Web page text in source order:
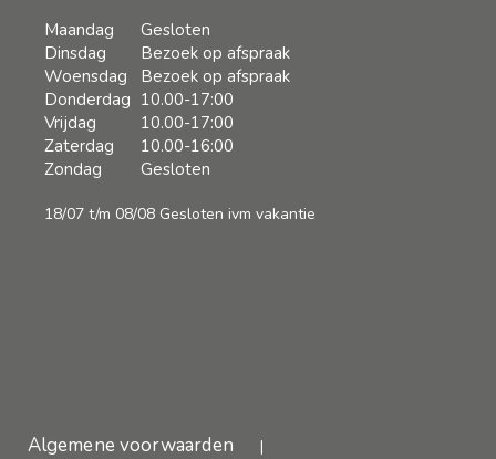
Algemene voorwaarden
Maandag
Gesloten
Dinsdag
Bezoek op afspraak
Woensdag
Bezoek op afspraak
Donderdag 10.00-17:00
Vrijdag
10.00-17:00
Zaterdag
10.00-16:00
Zondag
Gesloten
18/07 t/m 08/08 Gesloten ivm vakantie